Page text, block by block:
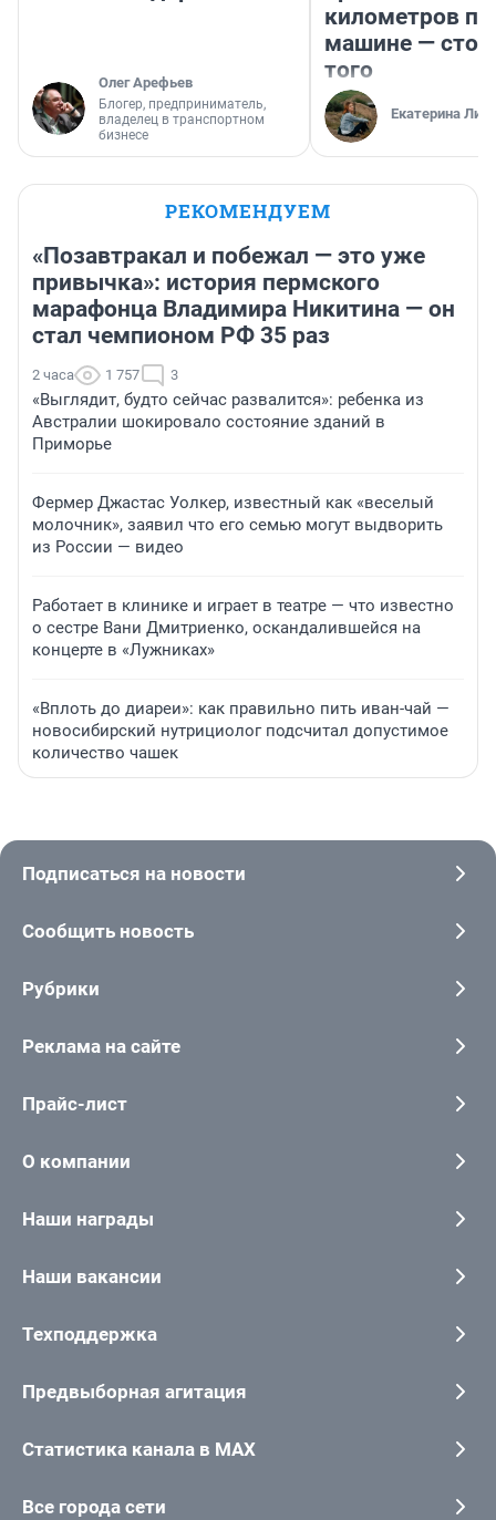
Олег Арефьев
Блогер, предприниматель,
владелец в транспортном
бизнесе
километров по
машине —
того
Екатерина
РЕКОМЕНДУЕМ
«Позавтракал и побежал — это уже
привычка»: история пермского
марафонца Владимира Никитина — он
стал чемпионом РФ 35 раз
2 часа 1 757 3
«Выглядит, будто сейчас развалится»: ребенка из
Австралии шокировало состояние зданий в
Приморье
Фермер Джастас Уолкер, известный как «веселый
молочник», заявил что его семью могут выдворить
из России — видео
Работает в клинике и играет в театре — что известно
о сестре Вани Дмитриенко, оскандалившейся на
концерте в «Лужниках»
«Вплоть до диареи»: как правильно пить иван-чай —
новосибирский нутрициолог подсчитал допустимое
количество чашек
Подписаться на новости
Сообщить новость
Рубрики
Реклама на сайте
Прайс-лист
О компании
Наши награды
Наши вакансии
Техподдержка
Предвыборная агитация
Статистика канала в MAX
Все города сети